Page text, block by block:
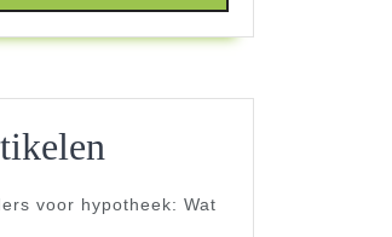
voor hypotheek: Wat